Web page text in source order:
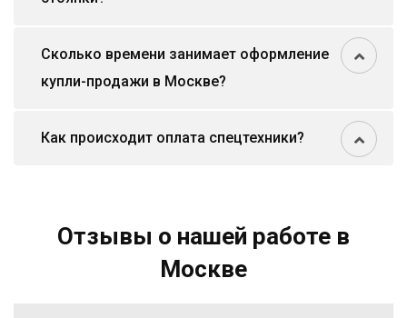
Сколько времени занимает оформление
купли-продажи в Москве?
Как происходит оплата спецтехники?
Отзывы о нашей работе в
Москве